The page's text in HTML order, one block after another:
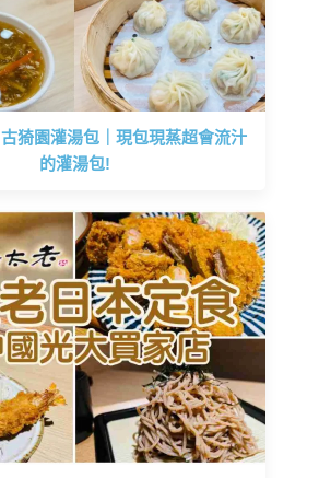
古猗園灌湯包｜現包現蒸超會流汁
的灌湯包!